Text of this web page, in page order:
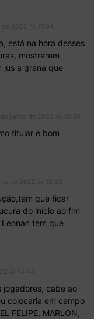
está na hora desses
mostrarem
jus a grana que
titular e bom
que ficar
do início ao fim
tem que
jogadores, cabe ao
colocaria em campo
FELIPE, MARLON,